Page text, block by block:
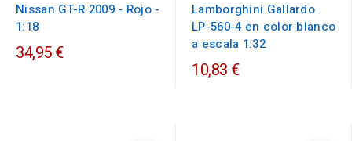
Nissan GT-R 2009 - Rojo -
1:18
34,95 €
Lamborghini Gallardo
LP-560-4 en color blanco
a escala 1:32
10,83 €